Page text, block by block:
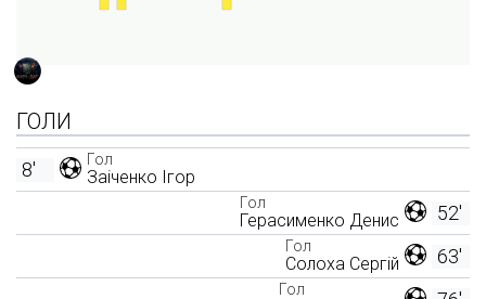
ГОЛИ
Гол
Заіченко Ігор
8'
52'
Гол
Герасименко Денис
63'
Гол
Солоха Сергій
Гол